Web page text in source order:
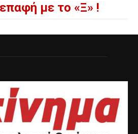
με το «Ξ» !